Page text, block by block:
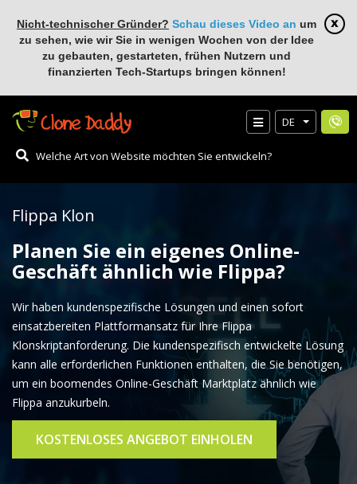
Nicht-technischer Gründer? Schau dieses Video an um
zu sehen, wie wir Sie in wenigen Wochen von der Idee
zu gebauten, gestarteten, frühen Nutzern und
finanzierten Tech-Startups bringen können!
DE
Flippa Klon
Planen Sie ein eigenes Online-
Geschäft ähnlich wie Flippa?
Wir haben kundenspezifische Lösungen und einen sofort
einsatzbereiten Plattformansatz für Ihre Flippa
Klonskriptanforderung. Die kundenspezifisch entwickelte Lösung
kann alle erforderlichen Funktionen enthalten, die Sie benötigen,
um ein boomendes Online-Geschäft Marktplatz ähnlich wie
Flippa anzukurbeln.
KOSTENLOSES ANGEBOT EINHOLEN